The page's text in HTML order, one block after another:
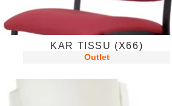
KAR TISSU (X66)
Outlet